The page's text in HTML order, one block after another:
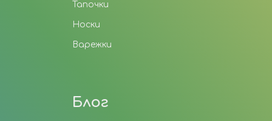
Тапочки
Носки
Варежки
Блог